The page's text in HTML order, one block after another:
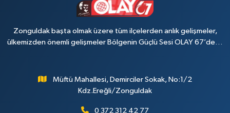
Zonguldak başta olmak üzere tüm ilçelerden anlık gelişmeler,
ülkemizden önemli gelişmeler Bölgenin Güçlü Sesi OLAY 67’de…
Müftü Mahallesi, Demirciler Sokak, No:1/2
Kdz.Ereğli/Zonguldak
0 372 312 42 77